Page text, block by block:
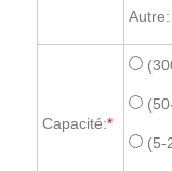
Autre:
Capacité:*
(5-